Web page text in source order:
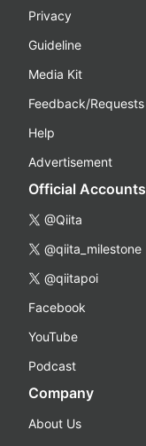
Privacy
Guideline
Media Kit
Feedback/Requests
Help
Advertisement
Official Accounts
@Qiita
@qiita_milestone
@qiitapoi
Facebook
YouTube
Podcast
Company
About Us